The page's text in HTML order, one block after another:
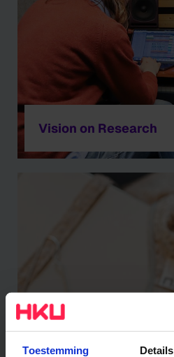
Toestemming Details
Vision on Research